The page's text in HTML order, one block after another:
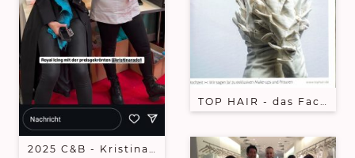
2025 C&B - Kristina Rado - gern gesehener Gast auf
TOP HAIR - das